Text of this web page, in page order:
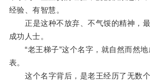
经验、有智慧。
正是这种不放弃、不气馁的精神，最
成功人士。
“老王梯子”这个名字，就自然而然地
表。
这个名字背后，是老王经历了无数个